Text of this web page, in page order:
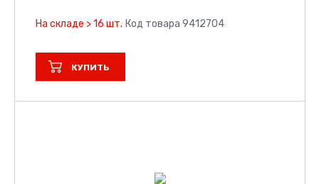
На складе > 16 шт. Код товара 9412704
КУПИТЬ